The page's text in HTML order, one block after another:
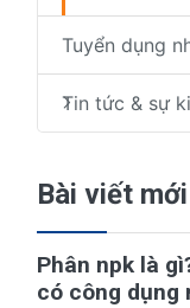
Tuyển dụng
Tin tức & sự
Bài viết
Phân npk là
có công dụng